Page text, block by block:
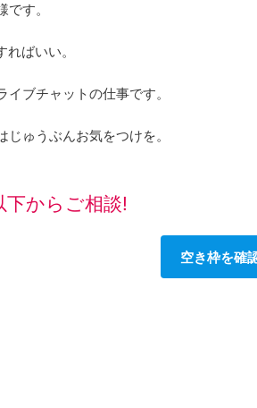
す。
ばいい。
ブチャットの仕事です。
じゅうぶんお気をつけを。
からご相談!
空き枠を確